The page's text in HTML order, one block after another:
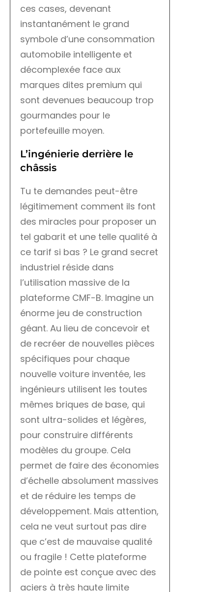
ces cases, devenant
instantanément le grand
symbole d’une consommation
automobile intelligente et
décomplexée face aux
marques dites premium qui
sont devenues beaucoup trop
gourmandes pour le
portefeuille moyen.
L’ingénierie derrière le
châssis
Tu te demandes peut-être
légitimement comment ils font
des miracles pour proposer un
tel gabarit et une telle qualité à
ce tarif si bas ? Le grand secret
industriel réside dans
l’utilisation massive de la
plateforme CMF-B. Imagine un
énorme jeu de construction
géant. Au lieu de concevoir et
de recréer de nouvelles pièces
spécifiques pour chaque
nouvelle voiture inventée, les
ingénieurs utilisent les toutes
mêmes briques de base, qui
sont ultra-solides et légères,
pour construire différents
modèles du groupe. Cela
permet de faire des économies
d’échelle absolument massives
et de réduire les temps de
développement. Mais attention,
cela ne veut surtout pas dire
que c’est de mauvaise qualité
ou fragile ! Cette plateforme
de pointe est conçue avec des
aciers à très haute limite